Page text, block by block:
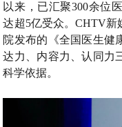
以来，已汇聚300余位
达超5亿受众。CHTV新
院发布的《全国医生健
达力、内容力、认同力
科学依据。